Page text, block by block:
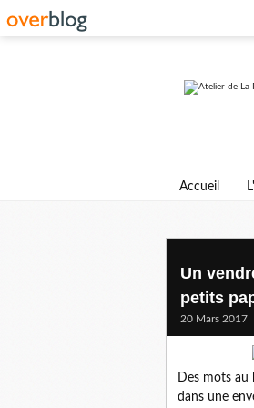
Accueil
Un
petits
20 Mars 2017
Des mots au
dans une